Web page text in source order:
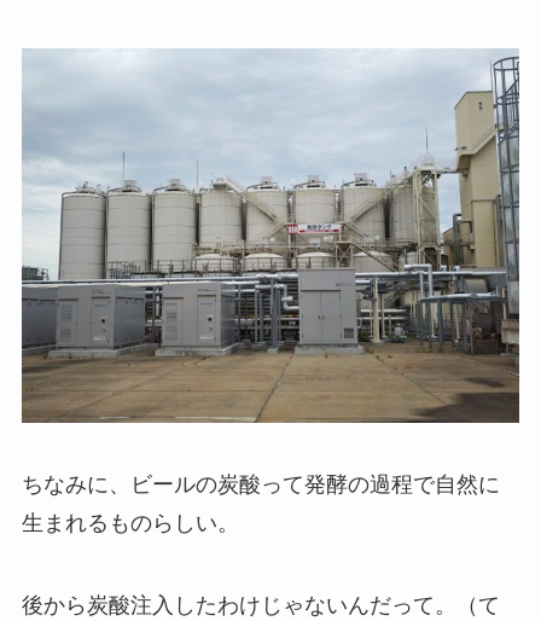
ちなみに、ビールの炭酸って発酵の過程で自然に
生まれるものらしい。
後から炭酸注入したわけじゃないんだって。（て